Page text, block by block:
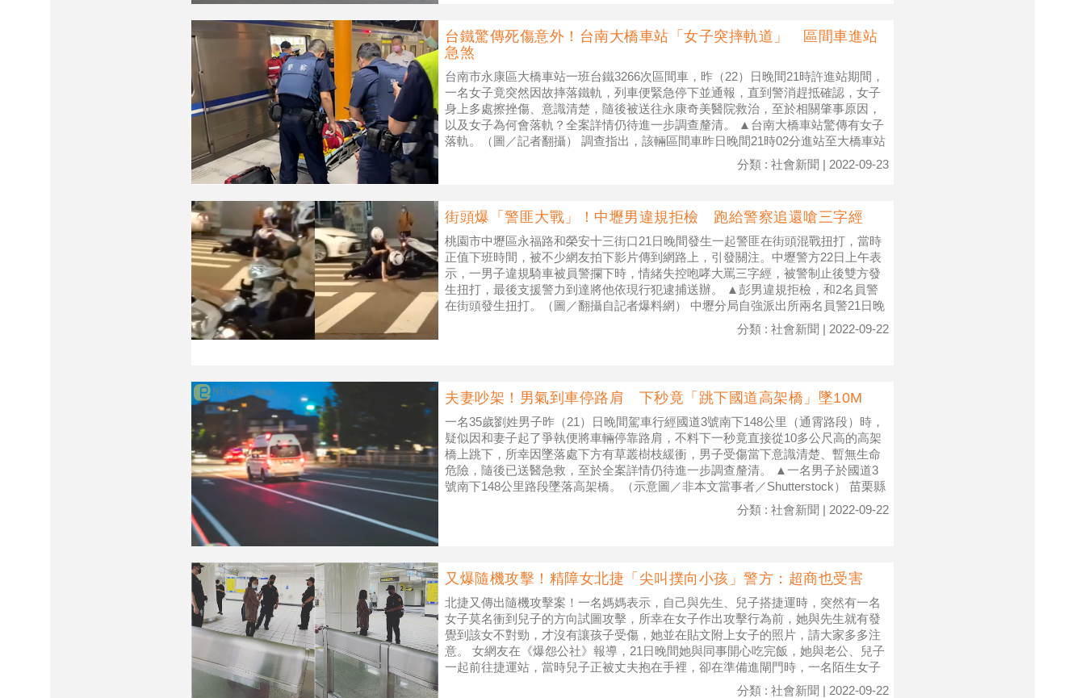
台鐵驚傳死傷意外！台南大橋車站「女子突摔軌道」 區間車進站
急煞
台南市永康區大橋車站一班台鐵3266次區間車，昨（22）日晚間21時許進站期間，
一名女子竟突然因故摔落鐵軌，列車便緊急停下並通報，直到警消趕抵確認，女子
身上多處擦挫傷、意識清楚，隨後被送往永康奇美醫院救治，至於相關肇事原因，
以及女子為何會落軌？全案詳情仍待進一步調查釐清。 ▲台南大橋車站驚傳有女子
落軌。（圖／記者翻攝） 調查指出，該輛區間車昨日晚間21時02分進站至大橋車站
分類 : 社會新聞 | 2022-09-23
街頭爆「警匪大戰」！中壢男違規拒檢 跑給警察追還嗆三字經
桃園市中壢區永福路和榮安十三街口21日晚間發生一起警匪在街頭混戰扭打，當時
正值下班時間，被不少網友拍下影片傳到網路上，引發關注。中壢警方22日上午表
示，一男子違規騎車被員警攔下時，情緒失控咆哮大罵三字經，被警制止後雙方發
生扭打，最後支援警力到達將他依現行犯逮捕送辦。 ▲彭男違規拒檢，和2名員警
在街頭發生扭打。（圖／翻攝自記者爆料網） 中壢分局自強派出所兩名員警21日晚
分類 : 社會新聞 | 2022-09-22
夫妻吵架！男氣到車停路肩 下秒竟「跳下國道高架橋」墜10M
一名35歲劉姓男子昨（21）日晚間駕車行經國道3號南下148公里（通霄路段）時，
疑似因和妻子起了爭執便將車輛停靠路肩，不料下一秒竟直接從10多公尺高的高架
橋上跳下，所幸因墜落處下方有草叢樹枝緩衝，男子受傷當下意識清楚、暫無生命
危險，隨後已送醫急救，至於全案詳情仍待進一步調查釐清。 ▲一名男子於國道3
號南下148公里路段墜落高架橋。（示意圖／非本文當事者／Shutterstock） 苗栗縣
分類 : 社會新聞 | 2022-09-22
又爆隨機攻擊！精障女北捷「尖叫撲向小孩」警方：超商也受害
北捷又傳出隨機攻擊案！一名媽媽表示，自己與先生、兒子搭捷運時，突然有一名
女子莫名衝到兒子的方向試圖攻擊，所幸在女子作出攻擊行為前，她與先生就有發
覺到該女不對勁，才沒有讓孩子受傷，她並在貼文附上女子的照片，請大家多多注
意。 女網友在《爆怨公社》報導，21日晚間她與同事開心吃完飯，她與老公、兒子
一起前往捷運站，當時兒子正被丈夫抱在手裡，卻在準備進閘門時，一名陌生女子
分類 : 社會新聞 | 2022-09-22